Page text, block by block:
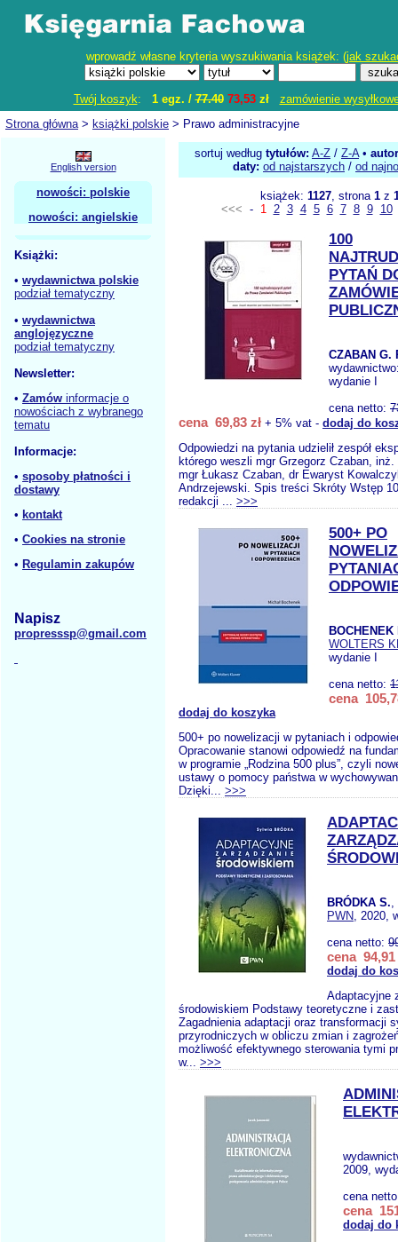
wprowadź własne kryteria wyszukiwania książek: (jak
Twój koszyk: 1 egz. /77.40 73,53zł
zamówienie
Strona główna> książki polskie > Prawo administracyjne
English version
nowości: polskie
nowości: angielskie
Książki:
• wydawnictwa polskie
podział tematyczny
• wydawnictwa
anglojęzyczne
podział tematyczny
Newsletter:
• Zamów informacje o
nowościach z wybranego
tematu
Informacje:
• sposoby płatności i
dostawy
• kontakt
• Cookies na stronie
• Regulamin zakupów
Napisz
propresssp@gmail.com
sortuj według tytułów: A-Z / Z-A•
daty: od najstarszych / od
książek: 1127, strona 1z
<<< - 1 2 3 4 5 6 7 8 9 10
100
PYTAŃ
CZABAN G.
wydanie I
cena netto:
cena 69,83 zł + 5% vat - dodaj do
Odpowiedzi na pytania udzielił zespół
którego weszli mgr Grzegorz Czaban,
mgr Łukasz Czaban, dr Ewaryst
Andrzejewski. Spis treści Skróty Wstęp
redakcji ... >>>
500+ PO
BOCHENEK
WOLTERS
wydanie I
cena netto:
cena
dodaj do koszyka
500+ po nowelizacji w pytaniach i
Opracowanie stanowi odpowiedź na
w programie „Rodzina 500 plus”, czyli
ustawy o pomocy państwa w
Dzięki... >>>
BRÓDKA S.,
PWN, 2020,
cena netto:
cena 94,91
dodaj do
Adaptacyjne
środowiskiem Podstawy teoretyczne i
Zagadnienia adaptacji oraz transformacji
przyrodniczych w obliczu zmian i
możliwość efektywnego sterowania tymi
w... >>>
2009,
cena
cena
dodaj do